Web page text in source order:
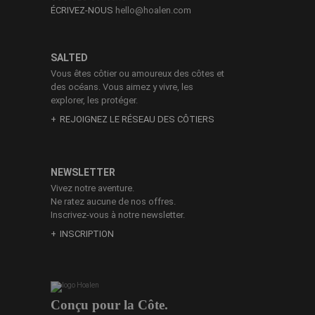
Conçu pour la Côte.
SALTED
Vous êtes côtier ou amoureux des côtes et
des océans. Vous aimez y vivre, les
explorer, les protéger.
REJOIGNEZ LE RÉSEAU DES CÔTIERS
ÉCRIVEZ-NOUS hello@hoalen.com
NEWSLETTER
Vivez notre aventure.
Ne ratez aucune de nos offres.
Inscrivez-vous à notre newsletter.
INSCRIPTION